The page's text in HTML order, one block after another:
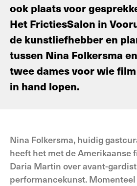
ook plaats voor
Het FrictiesSalon in
de kunstliefhebber en
tussen Nina Folkersma
twee dames voor wie
in hand lopen.
Nina Folkersma, huidig
heeft het met de Amerikaanse
Daria Martin over avant-
performancekunst. Momenteel